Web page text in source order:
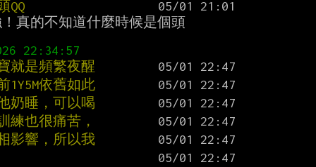
QQ
真的不知道什麼時候是個頭
就是頻繁夜醒
依舊如此
奶睡，可以喝
練也很痛苦，
影響，所以我